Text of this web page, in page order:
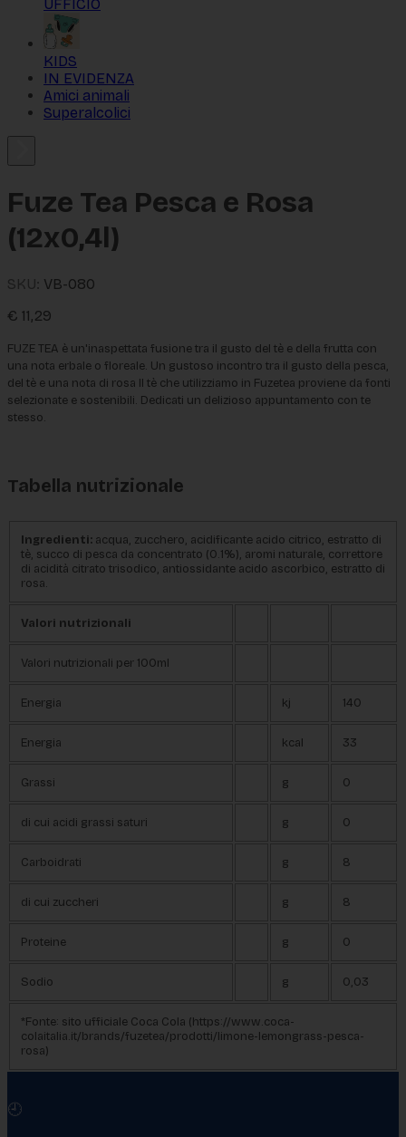
UFFICIO
KIDS
IN EVIDENZA
Amici animali
Superalcolici
Fuze Tea Pesca e Rosa
(12x0,4l)
SKU: VB-080
€ 11,29
FUZE TEA è un'inaspettata fusione tra il gusto del tè e della frutta con
una nota erbale o floreale. Un gustoso incontro tra il gusto della pesca,
del tè e una nota di rosa Il tè che utilizziamo in Fuzetea proviene da fonti
selezionate e sostenibili. Dedicati un delizioso appuntamento con te
stesso.
Tabella nutrizionale
Ingredienti: acqua, zucchero, acidificante acido citrico, estratto di
tè, succo di pesca da concentrato (0.1%), aromi naturale, correttore
di acidità citrato trisodico, antiossidante acido ascorbico, estratto di
rosa.
Valori nutrizionali
Valori nutrizionali per 100ml
Energia kj 140
Energia kcal 33
Grassi g 0
di cui acidi grassi saturi g 0
Carboidrati g 8
di cui zuccheri g 8
Proteine g 0
Sodio g 0,03
*Fonte: sito ufficiale Coca Cola (https://www.coca-
colaitalia.it/brands/fuzetea/prodotti/limone-lemongrass-pesca-
rosa)
🕘